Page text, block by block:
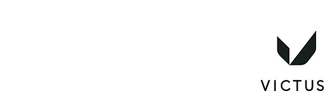
VICTUS